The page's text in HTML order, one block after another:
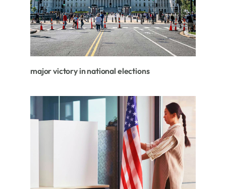
major victory in national elections